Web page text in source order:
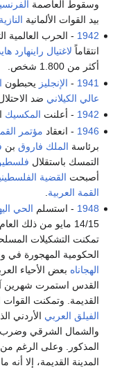
وسقوط العاصمة
بيد القوات الألمانية النازية
1942 - الحرب العالمية
انتقاماً لاغتيال راينهارد
أكثر من 1.800 شخص.
1941
- الإنجليز يحبطون
عالي الكيلاني ضد
1942 - أعلنت المكسيك
1946 - انعقاد مؤتمر
برئاسة الملك فاروق بن
التمسك باستقلال
أصبحت القضية
القمة العربية
1948 - استسلم الحي
14/15 مايو من ذلك
تمكنت التشكيلات
الحكومية المهجورة
الهجاناه بعض الأحياء
القدس استمرت شهرين
القديمة. وتمكنت
الفيلق العربي الأردني
والشمال الشرقي وضرب
المذكور. وعلى الرغم من
المدينة القديمة، إلا أنه